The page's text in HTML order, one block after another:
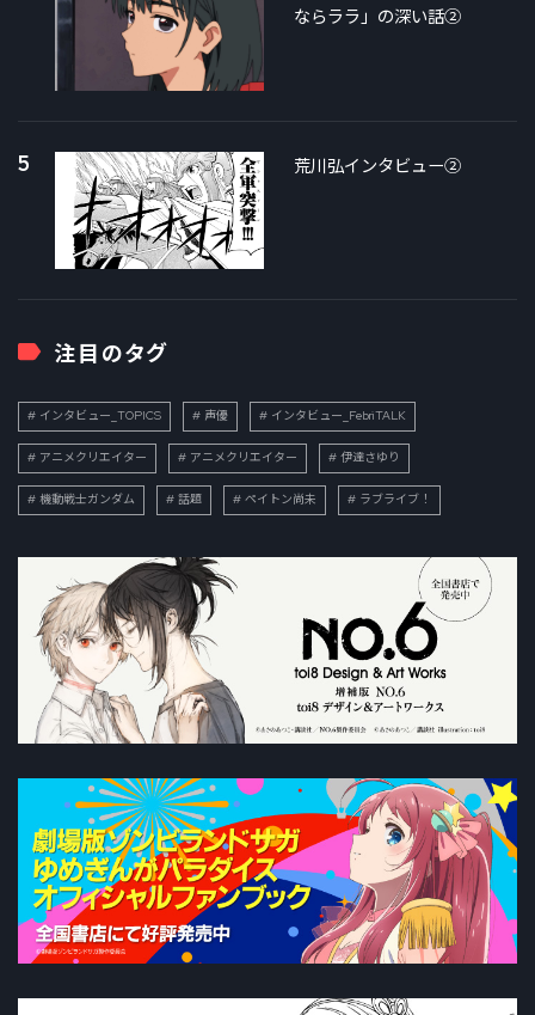
ならララ」の深い話②
5 荒川弘インタビュー②
注目のタグ
インタビュー_TOPICS 声優 インタビュー_FebriTALK
アニメクリエイター アニメクリエイター 伊達さゆり
機動戦士ガンダム 話題 ペイトン尚未 ラブライブ！